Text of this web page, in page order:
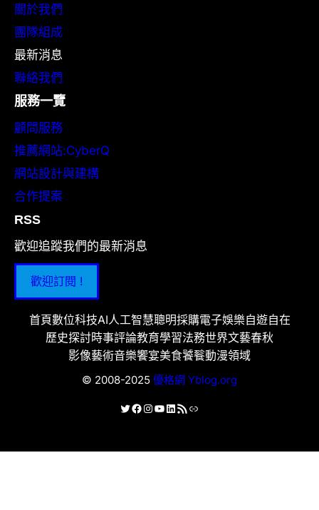
關於我們
團隊組成
最新消息
聯絡我們
服務一覽
顧問服務
推薦網站:CyberQ
網站設計與建構
合作提案
RSS
歡迎追蹤我們的最新消息
歡迎訂閱 !
首頁數位科技AI人工智慧聰明採購電子娛樂自遊自在
歷史探討時事評論教育學習法務世界文藝春秋
影像藝術音樂饗宴美食饕餮動漫領域
© 2008-2025 優格網 Yblog.org
X Facebook
Instagram
YouTube
LinkedIn
RSS 資訊提供連結